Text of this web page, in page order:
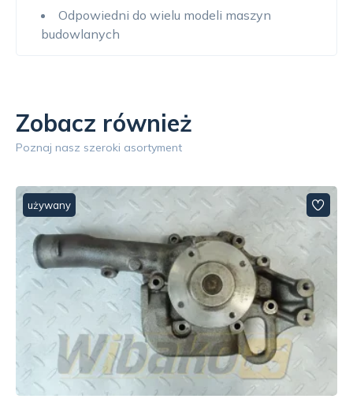
Odpowiedni do wielu modeli maszyn
budowlanych
Zobacz również
Poznaj nasz szeroki asortyment
używany